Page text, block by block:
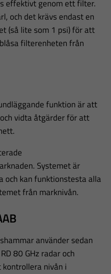
effektivt genom ett filter.
och det krävs endast en
(så lite som 1 psi) för att
filterenheten från
funktion är att
vidta åtgärder för att
Systemet är
och kan funktionstesta alla
från marknivån.
använder sedan
80 GHz radar och
nivån i